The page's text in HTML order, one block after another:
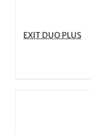
EXIT DUO PLUS